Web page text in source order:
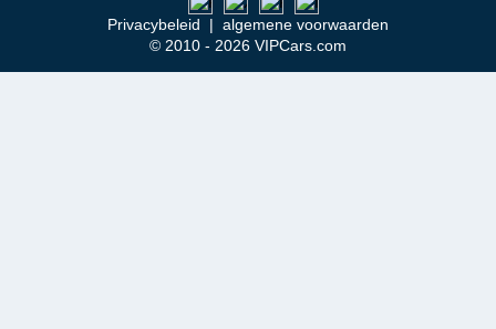
Privacybeleid | algemene voorwaarden
© 2010 - 2026 VIPCars.com